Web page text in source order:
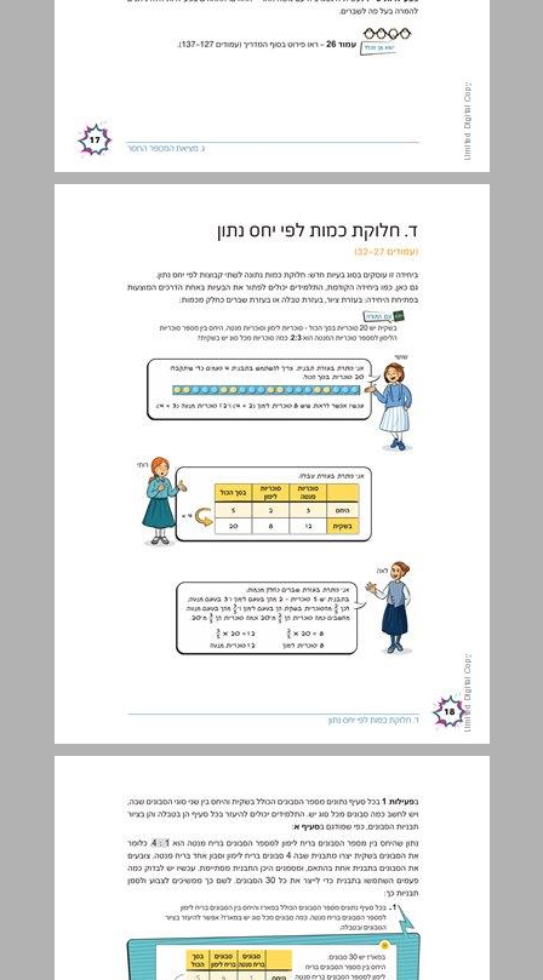
ד. חלוקת כמות לפי יחס נתון ... 18